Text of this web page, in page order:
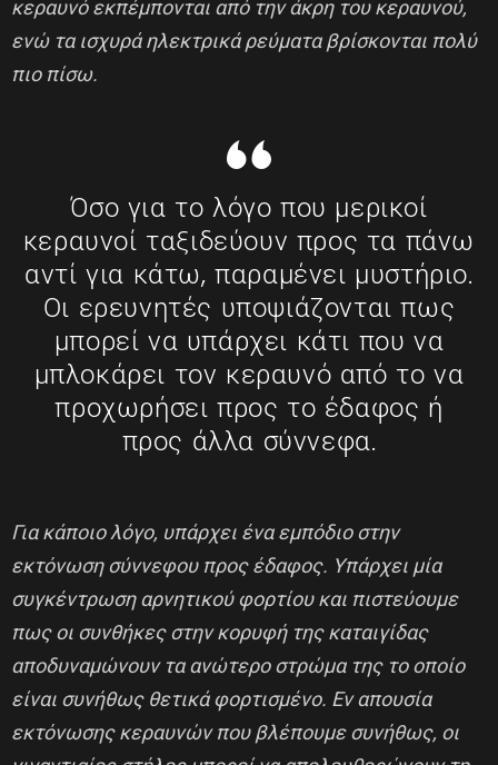
κεραυνό εκπέμπονται από την άκρη του κεραυνού,
ενώ τα ισχυρά ηλεκτρικά ρεύματα βρίσκονται πολύ
πιο πίσω.
Όσο για το λόγο που μερικοί
κεραυνοί ταξιδεύουν προς τα πάνω
αντί για κάτω, παραμένει μυστήριο.
Οι ερευνητές υποψιάζονται πως
μπορεί να υπάρχει κάτι που να
μπλοκάρει τον κεραυνό από το να
προχωρήσει προς το έδαφος ή
προς άλλα σύννεφα.
Για κάποιο λόγο, υπάρχει ένα εμπόδιο στην
εκτόνωση σύννεφου προς έδαφος. Υπάρχει μία
συγκέντρωση αρνητικού φορτίου και πιστεύουμε
πως οι συνθήκες στην κορυφή της καταιγίδας
αποδυναμώνουν τα ανώτερο στρώμα της το οποίο
είναι συνήθως θετικά φορτισμένο. Εν απουσία
εκτόνωσης κεραυνών που βλέπουμε συνήθως, οι